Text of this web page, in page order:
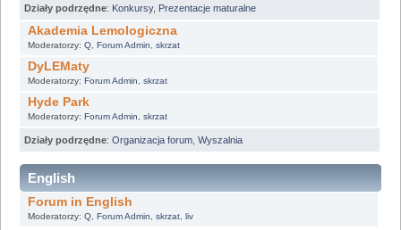
Działy podrzędne: Konkursy, Prezentacje maturalne
Akademia Lemologiczna
Moderatorzy: Q, Forum Admin skrzat
DyLEMaty
Moderatorzy: Forum Admin skrzat
Hyde Park
Moderatorzy: Forum Admin skrzat
Działy podrzędne: Organizacja forum Wyszalnia
English
Forum in English
Moderatorzy: Q, Forum Admin skrzat, liv